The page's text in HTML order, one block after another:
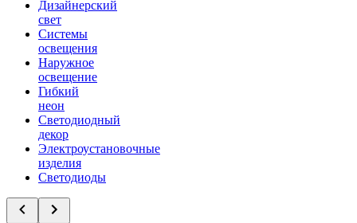
Дизайнерский
свет
Системы
освещения
Наружное
освещение
Гибкий
неон
Светодиодный
декор
Электроустановочные
изделия
Светодиоды